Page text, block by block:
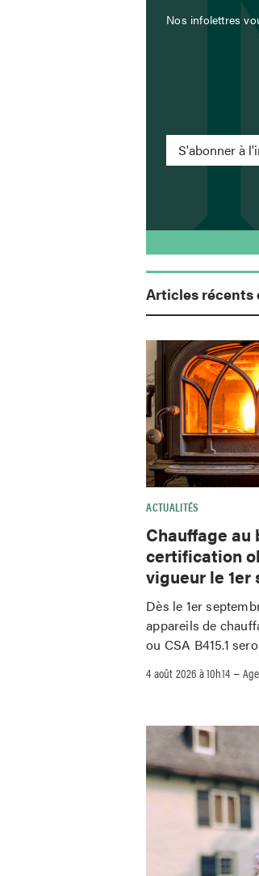
Nos infolettres
S'abonner à
Articles récents
ACTUALITÉS
Chauffage au
certification
vigueur le 1er
Dès le 1er
appareils de
ou CSA B415.1
4 août 2026 à 10h14 –